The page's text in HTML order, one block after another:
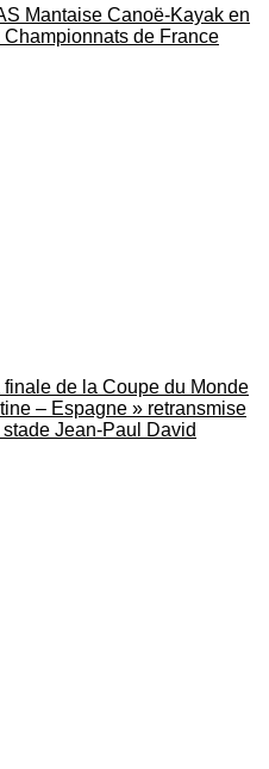
Mantaise Canoë‑Kayak en
de France
de la Coupe du Monde
– Espagne » retransmise
Jean-Paul David